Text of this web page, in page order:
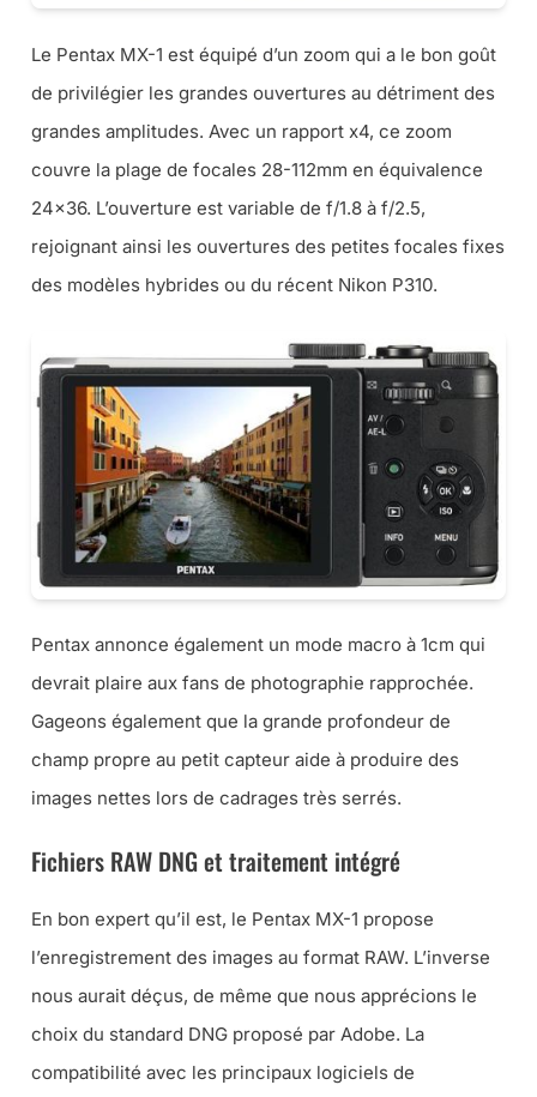
Le Pentax MX-1 est équipé d’un zoom qui a le bon goût
de privilégier les grandes ouvertures au détriment des
grandes amplitudes. Avec un rapport x4, ce zoom
couvre la plage de focales 28-112mm en équivalence
24×36. L’ouverture est variable de f/1.8 à f/2.5,
rejoignant ainsi les ouvertures des petites focales fixes
des modèles hybrides ou du récent Nikon P310.
Pentax annonce également un mode macro à 1cm qui
devrait plaire aux fans de photographie rapprochée.
Gageons également que la grande profondeur de
champ propre au petit capteur aide à produire des
images nettes lors de cadrages très serrés.
Fichiers RAW DNG et traitement intégré
En bon expert qu’il est, le Pentax MX-1 propose
l’enregistrement des images au format RAW. L’inverse
nous aurait déçus, de même que nous apprécions le
choix du standard DNG proposé par Adobe. La
compatibilité avec les principaux logiciels de